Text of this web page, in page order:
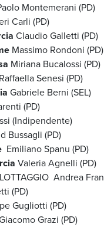
Montemerani (PD)
Carli (PD)
Claudio Galletti (PD)
Massimo Rondoni (PD)
Miriana Bucalossi (PD)
Raffaella Senesi (PD)
Gabriele Berni (SEL)
(PD)
(Indipendente)
Bussagli (PD)
Emiliano Spanu (PD)
Valeria Agnelli (PD)
Andrea
(PD)
Gugliotti (PD)
Grazi (PD)